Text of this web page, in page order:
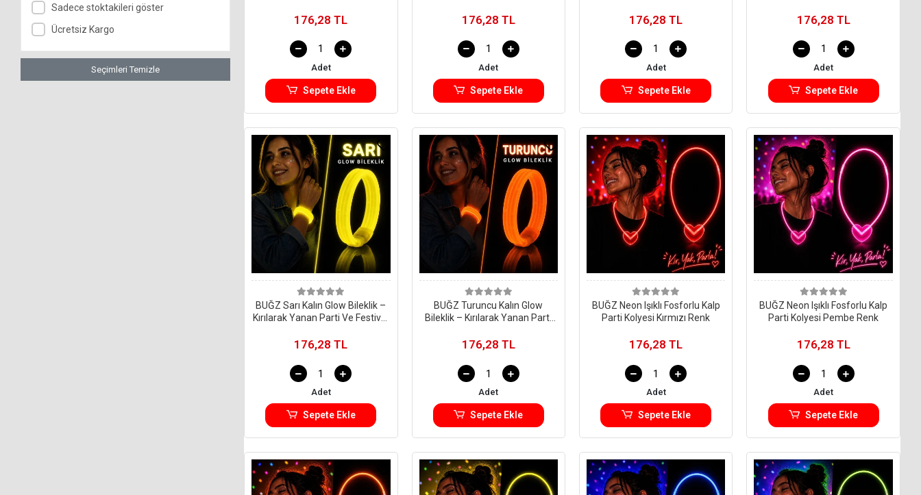
Sadece stoktakileri göster
Ücretsiz Kargo
Seçimleri Temizle
176,28 TL
Adet
Sepete Ekle
176,28 TL
Adet
Sepete Ekle
176,28 TL
Adet
Sepete Ekle
176,28 TL
Adet
Sepete Ekle
BUĞZ Sarı Kalın Glow Bileklik –
Kırılarak Yanan Parti Ve Festival
176,28 TL
Adet
Sepete Ekle
BUĞZ Turuncu Kalın Glow
Bileklik – Kırılarak Yanan Parti
176,28 TL
Adet
Sepete Ekle
BUĞZ Neon Işıklı Fosforlu Kalp
Parti Kolyesi Kırmızı Renk
176,28 TL
Adet
Sepete Ekle
BUĞZ Neon Işıklı Fosforlu Kalp
Parti Kolyesi Pembe Renk
176,28 TL
Adet
Sepete Ekle